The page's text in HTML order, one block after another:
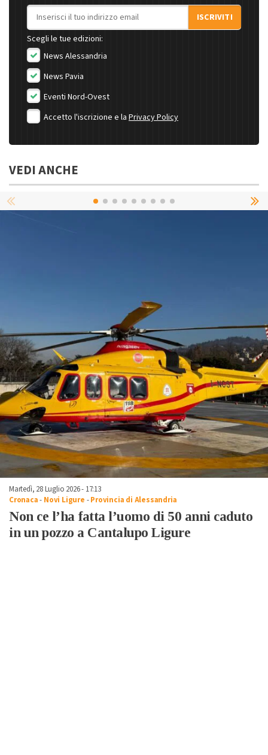
Indirizzo email
ISCRIVITI
Scegli le tue edizioni:
News Alessandria
News Pavia
Eventi Nord-Ovest
Accetto l'iscrizione e la Privacy Policy
VEDI ANCHE
Martedì, 28 Luglio 2026 - 17:13
Cronaca- Novi Ligure -Provincia di Alessandria
Non ce l’ha fatta l’uomo di 50 anni caduto
in un pozzo a Cantalupo Ligure